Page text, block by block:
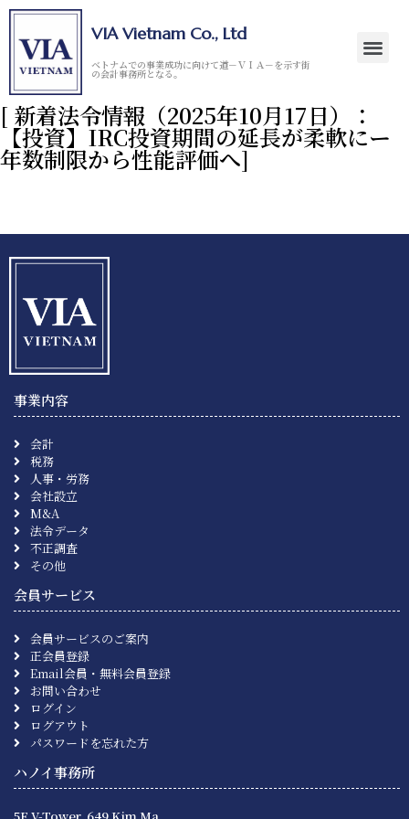
VIA Vietnam Co., Ltd
ベトナムでの事業成功に向けて道－ＶＩＡ－を示す街
の会計事務所となる。
[ 新着法令情報（2025年10月17日）：
【投資】IRC投資期間の延長が柔軟にー
年数制限から性能評価へ]
事業内容
会計
税務
人事・労務
会社設立
M&A
法令データ
不正調査
その他
会員サービス
会員サービスのご案内
正会員登録
Email会員・無料会員登録
お問い合わせ
ログイン
ログアウト
パスワードを忘れた方
ハノイ事務所